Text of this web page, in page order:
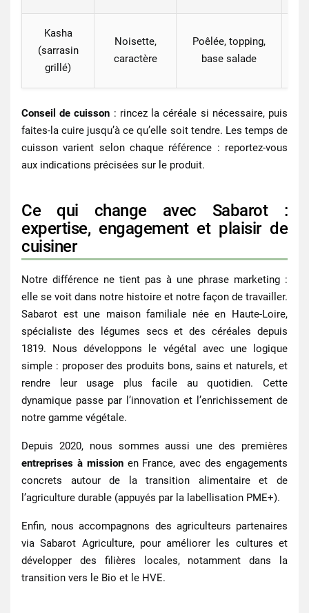
Kasha
(sarrasin
grillé)
Noisette,
caractère
Poêlée, topping,
base salade
Conseil de cuisson : rincez la céréale si nécessaire, puis
faites‑la cuire jusqu’à ce qu’elle soit tendre. Les temps de
cuisson varient selon chaque référence : reportez‑vous
aux indications précisées sur le produit.
Ce qui change avec Sabarot :
expertise, engagement et plaisir de
cuisiner
Notre différence ne tient pas à une phrase marketing :
elle se voit dans notre histoire et notre façon de travailler.
Sabarot est une maison familiale née en Haute-Loire,
spécialiste des légumes secs et des céréales depuis
1819. Nous développons le végétal avec une logique
simple : proposer des produits bons, sains et naturels, et
rendre leur usage plus facile au quotidien. Cette
dynamique passe par l’innovation et l’enrichissement de
notre gamme végétale.
Depuis 2020, nous sommes aussi une des premières
entreprises à missionen France, avec des engagements
concrets autour de la transition alimentaire et de
l’agriculture durable (appuyés par la labellisation PME+).
Enfin, nous accompagnons des agriculteurs partenaires
via Sabarot Agriculture, pour améliorer les cultures et
développer des filières locales, notamment dans la
transition vers le Bio et le HVE.